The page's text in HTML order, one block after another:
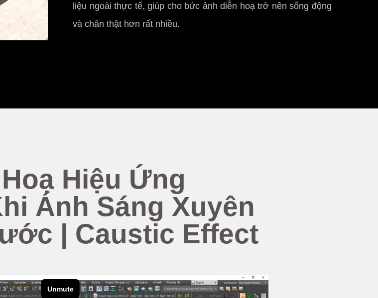
liệu ngoài thực tế, giúp cho bức ảnh diễn hoạ trở nên sống động
và chân thật hơn rất nhiều.
Hiệu Ứng
Ánh Sáng Xuyên
| Caustic Effect